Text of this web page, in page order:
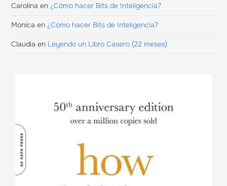
Carolina en ¿Cómo hacer Bits de Inteligencia?
Monica en ¿Cómo hacer Bits de Inteligencia?
Claudia en Leyendo un Libro Casero (22 meses)